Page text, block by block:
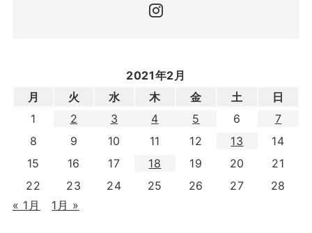
2021年2月
月
火 水 木 金 土
日
1
2 3 4 5 6
7
8
9 10 11 12 13
14
15
16 17 18 19 20
21
22
23 24 25 26 27
28
« 1月
1月 »